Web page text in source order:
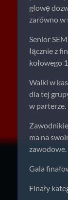
głowę
zarówno w
Senior
łącznie z
kołowego
Walki w
dla tej
w parterze.
ma na
zawodowe.
Gala
Finały